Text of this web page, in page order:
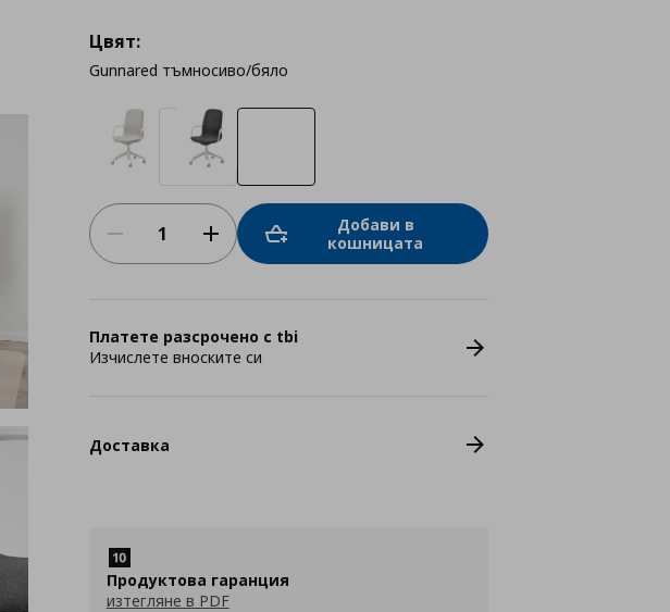
Цвят:
Gunnared тъмносиво/бяло
Добави в
кошницата
Платете разсрочено с tbi
Изчислете вноските си
Доставка
Продуктова гаранция
изтегляне в PDF